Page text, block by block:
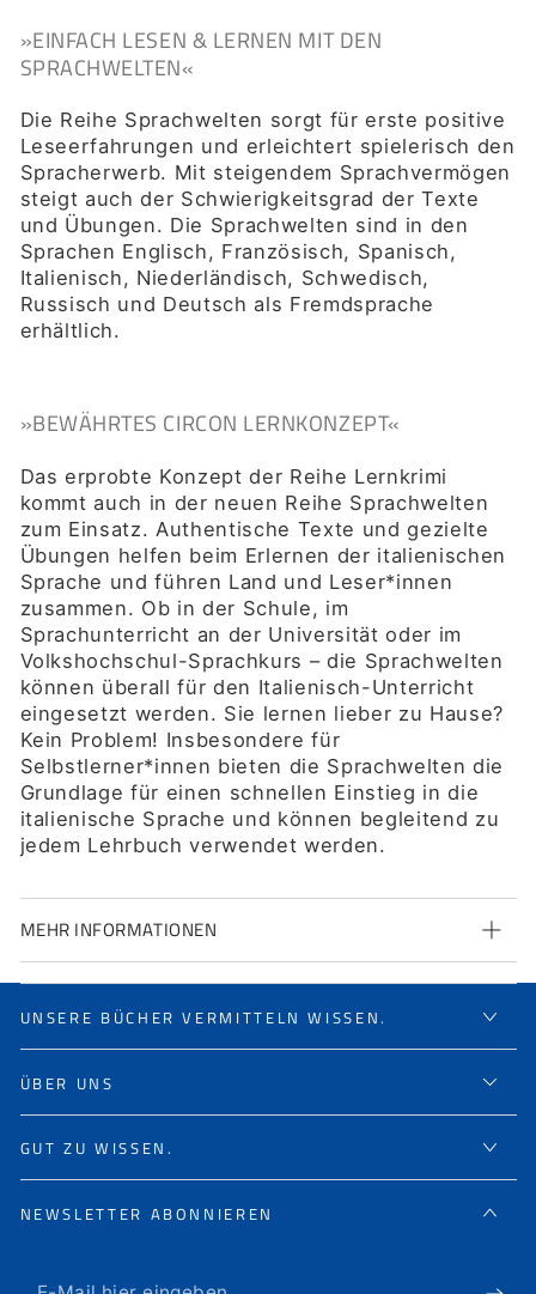
»EINFACH LESEN & LERNEN MIT DEN
SPRACHWELTEN«
Die Reihe Sprachwelten sorgt für erste positive
Leseerfahrungen und erleichtert spielerisch den
Spracherwerb. Mit steigendem Sprachvermögen
steigt auch der Schwierigkeitsgrad der Texte
und Übungen. Die Sprachwelten sind in den
Sprachen Englisch, Französisch, Spanisch,
Italienisch, Niederländisch, Schwedisch,
Russisch und Deutsch als Fremdsprache
erhältlich.
»BEWÄHRTES CIRCON LERNKONZEPT«
Das erprobte Konzept der Reihe Lernkrimi
kommt auch in der neuen Reihe Sprachwelten
zum Einsatz. Authentische Texte und gezielte
Übungen helfen beim Erlernen der italienischen
Sprache und führen Land und Leser*innen
zusammen. Ob in der Schule, im
Sprachunterricht an der Universität oder im
Volkshochschul-Sprachkurs – die Sprachwelten
können überall für den Italienisch-Unterricht
eingesetzt werden. Sie lernen lieber zu Hause?
Kein Problem! Insbesondere für
Selbstlerner*innen bieten die Sprachwelten die
Grundlage für einen schnellen Einstieg in die
italienische Sprache und können begleitend zu
jedem Lehrbuch verwendet werden.
MEHR INFORMATIONEN
UNSERE BÜCHER VERMITTELN WISSEN.
ÜBER UNS
GUT ZU WISSEN.
NEWSLETTER ABONNIEREN
E-